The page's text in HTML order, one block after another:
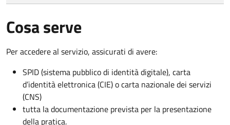
Cosa serve
Per accedere al servizio, assicurati di avere:
SPID (sistema pubblico di identità digitale), carta
d’identità elettronica (CIE) o carta nazionale dei servizi
(CNS)
tutta la documentazione prevista per la presentazione
della pratica.